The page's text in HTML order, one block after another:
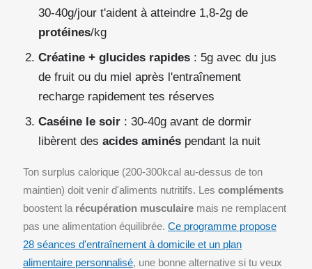
30-40g/jour t'aident à atteindre 1,8-2g de
protéines/kg
Créatine + glucides rapides : 5g avec du jus
de fruit ou du miel après l'entraînement
recharge rapidement tes réserves
Caséine le soir : 30-40g avant de dormir
libèrent des acides aminés pendant la nuit
Ton surplus calorique (200-300kcal au-dessus de ton
maintien) doit venir d'aliments nutritifs. Les compléments
boostent la récupération musculaire mais ne remplacent
pas une alimentation équilibrée. Ce programme propose
28 séances d'entraînement à domicile et un plan
alimentaire personnalisé, une bonne alternative si tu veux